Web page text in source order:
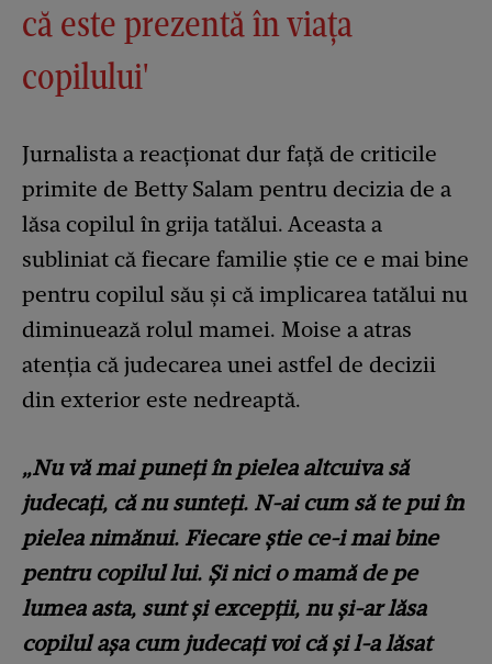
că este prezentă în viața
copilului'
Jurnalista a reacționat dur față de criticile
primite de Betty Salam pentru decizia de a
lăsa copilul în grija tatălui. Aceasta a
subliniat că fiecare familie știe ce e mai bine
pentru copilul său și că implicarea tatălui nu
diminuează rolul mamei. Moise a atras
atenția că judecarea unei astfel de decizii
din exterior este nedreaptă.
„Nu vă mai puneți în pielea altcuiva să
judecați, că nu sunteți. N-ai cum să te pui în
pielea nimănui. Fiecare știe ce-i mai bine
pentru copilul lui. Și nici o mamă de pe
lumea asta, sunt și excepții, nu și-ar lăsa
copilul așa cum judecați voi că și l-a lăsat